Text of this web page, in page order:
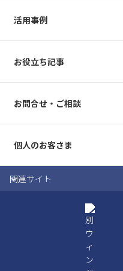
活用事例
お役立ち記事
お問合せ・ご相談
個人のお客さま
関連サイト